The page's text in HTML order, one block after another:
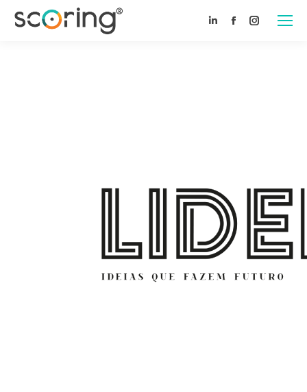
LinkedinFacebook
Instagram